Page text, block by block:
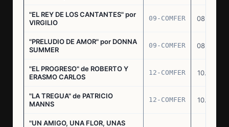
"EL REY DE LOS CANTANTES" por
VIRGILIO
09-COMFER 08.03.77
"PRELUDIO DE AMOR" por DONNA
SUMMER
09-COMFER 08.03.77
"EL PROGRESO" de ROBERTO Y
ERASMO CARLOS
12-COMFER 10.03.77
"LA TREGUA" de PATRICIO
MANNS
12-COMFER 10.03.77
"UN AMIGO, UNA FLOR, UNAS